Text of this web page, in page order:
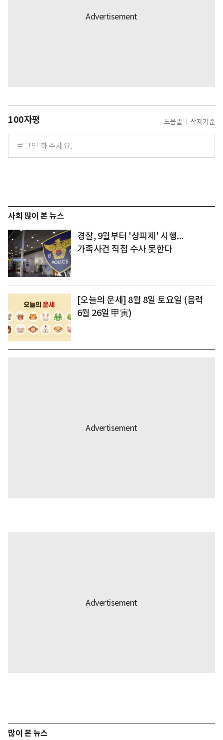
100자평 도움말 삭제기준
사회 많이 본 뉴스
경찰, 9월부터 '상피제' 시행...
가족사건 직접 수사 못한다
[오늘의 운세] 8월 8일 토요일 (음력
6월 26일 甲寅)
많이 본 뉴스